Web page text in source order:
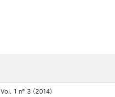
Vol. 1 n° 3 (2014)